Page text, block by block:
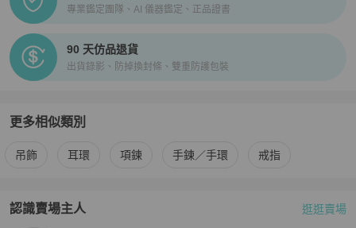
專業鑑定團隊、AI 儀器鑑定、正品證書
90 天仿品退貨
出貨錄影、防掉換封條、雙重防護包裝
更多相似類別
更多Hermès女士配件 相似商品推薦
吊飾 耳環 項鍊 手鍊／手環 戒指
認識賣場主人
PopChill 拍拍圈嚴選賣家
逛逛賣場